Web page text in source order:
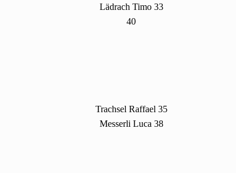
Lädrach Timo 33
40
Trachsel Raffael 35
Messerli Luca 38